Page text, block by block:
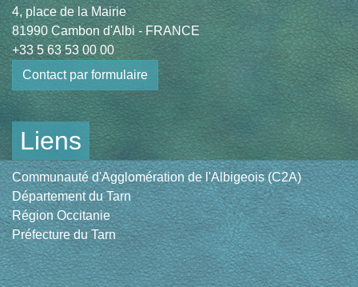
4, place de la Mairie
81990 Cambon d'Albi - FRANCE
+33 5 63 53 00 00
Contact par formulaire
Liens
Communauté d'Agglomération de l'Albigeois (C2A)
Département du Tarn
Région Occitanie
Préfecture du Tarn